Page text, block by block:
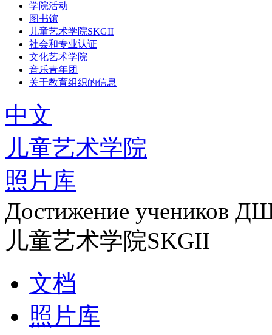
学院活动
图书馆
儿童艺术学院SKGII
社会和专业认证
文化艺术学院
音乐青年团
关于教育组织的信息
中文
儿童艺术学院
照片库
Достижение учеников
儿童艺术学院SKGII
文档
照片库